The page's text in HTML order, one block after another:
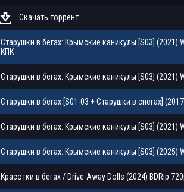
Скачать торрент
Старушки в бегах: Крымские каникулы [S03] (2021)
КПК
Старушки в бегах: Крымские каникулы [S03] (2021)
Старушки в бегах [S01-03 + Старушки в снегах]
Старушки в бегах: Крымские каникулы [S03] (2021)
Старушки в бегах. Крымские каникулы [S03] (2025)
Красотки в бегах / Drive-Away Dolls (2024) BDRip